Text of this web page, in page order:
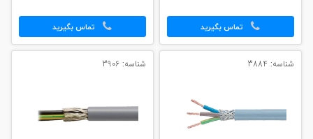
تماس بگیرید تماس بگیرید
شناسه: 3884 شناسه: 3906